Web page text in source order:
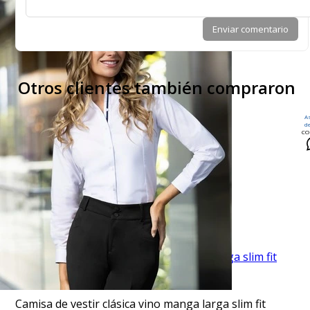
Enviar comentario
Otros clientes también compraron
VISTA RAPIDA
Corbata corcel con diseño café
$13.95
TU TERCERA PRENDA GRATIS
VISTA RAPIDA
Camisa de vestir clásica vino manga larga slim fit
de